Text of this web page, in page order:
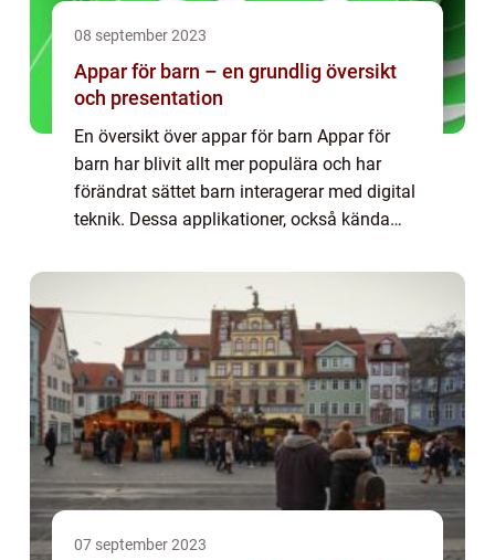
08 september 2023
Appar för barn – en grundlig översikt
och presentation
En översikt över appar för barn Appar för
barn har blivit allt mer populära och har
förändrat sättet barn interagerar med digital
teknik. Dessa applikationer, också kända
att underhålla, lära och stimulera ba...
07 september 2023